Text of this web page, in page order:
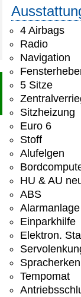
4 Airbags
Radio
Navigation
5 Sitze
Sitzheizung
Euro 6
Stoff
Alufelgen
HU & AU
ABS
Alarmanlage
Einparkhilfe
Elektron.
Tempomat